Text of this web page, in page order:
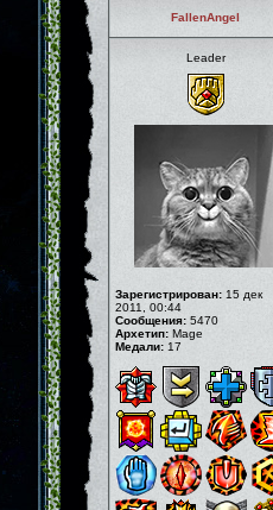
FallenAngel
Leader
Зарегистрирован: 15 дек
2011, 00:44
Сообщения: 5470
Архетип: Mage
Медали: 17